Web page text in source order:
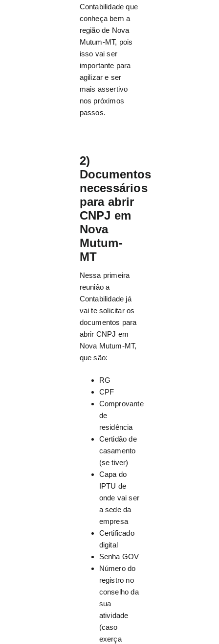
Contabilidade que
conheça bem a
região de Nova
Mutum-MT, pois
isso vai ser
importante para
agilizar e ser
mais assertivo
nos próximos
passos.
2)
Documentos
necessários
para abrir
CNPJ em
Nova
Mutum-
MT
Nessa primeira
reunião a
Contabilidade já
vai te solicitar os
documentos para
abrir CNPJ em
Nova Mutum-MT,
que são:
RG
CPF
Comprovante
de
residência
Certidão de
casamento
(se tiver)
Capa do
IPTU de
onde vai ser
a sede da
empresa
Certificado
digital
Senha GOV
Número do
registro no
conselho da
sua
atividade
(caso
exerça